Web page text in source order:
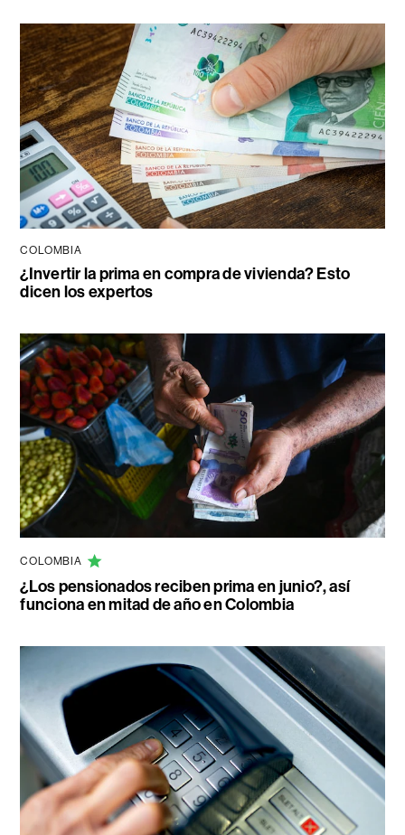
COLOMBIA
¿Invertir la prima en compra de vivienda? Esto
dicen los expertos
COLOMBIA
¿Los pensionados reciben prima en junio?, así
funciona en mitad de año en Colombia